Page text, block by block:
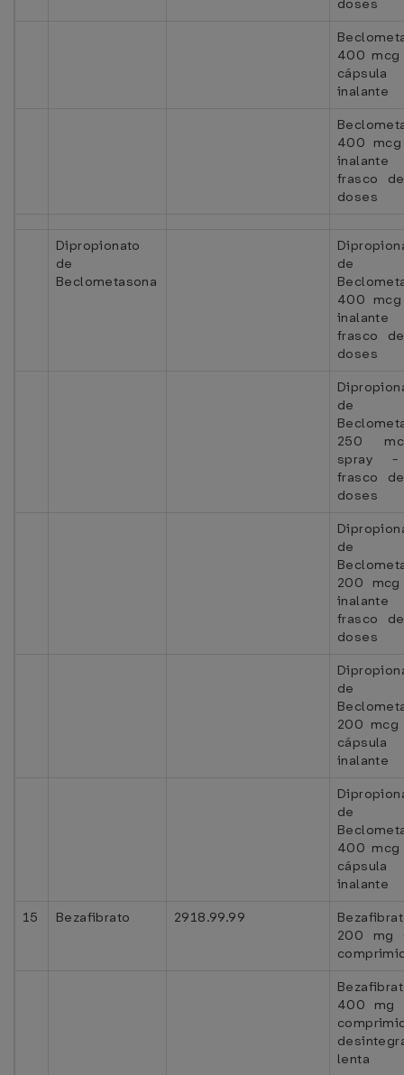
doses
400
cápsula
inalante
400
frasco
doses
Dipropionato
de
Beclometasona
de
400
frasco
doses
de
250
spray
frasco
doses
de
200
frasco
doses
de
200
cápsula
inalante
de
400
cápsula
inalante
15
Bezafibrato 2918.99.99
200 mg
400 mg
lenta